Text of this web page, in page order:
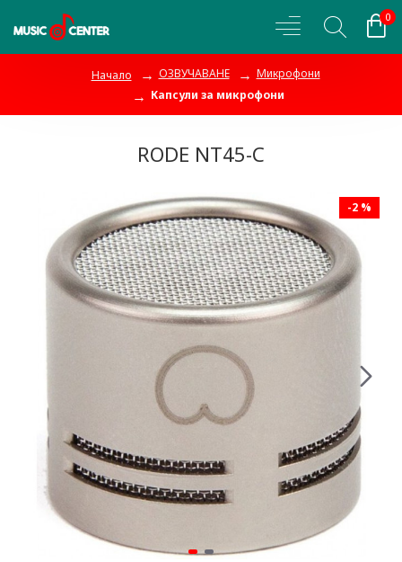
0
Начало ОЗВУЧАВАНЕ
Микрофони
Капсули за микрофони
RODE NT45-C
-2 %